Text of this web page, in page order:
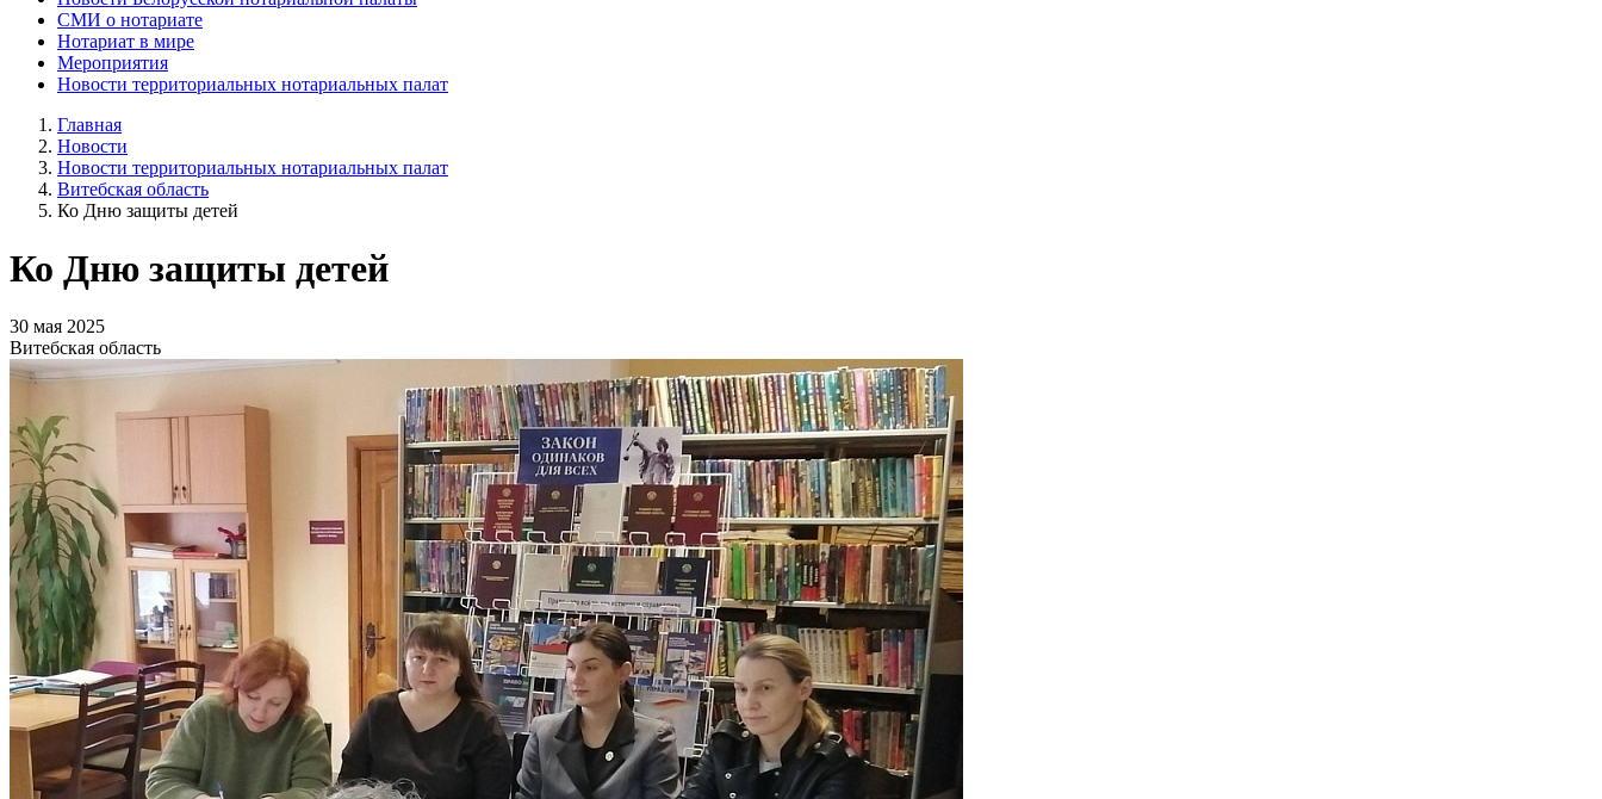
СМИ о нотариате
Нотариат в мире
Мероприятия
Новости территориальных нотариальных палат
Главная
Новости
Новости территориальных нотариальных палат
Витебская область
Ко Дню защиты детей
Ко Дню защиты детей
30 мая 2025
Витебская область